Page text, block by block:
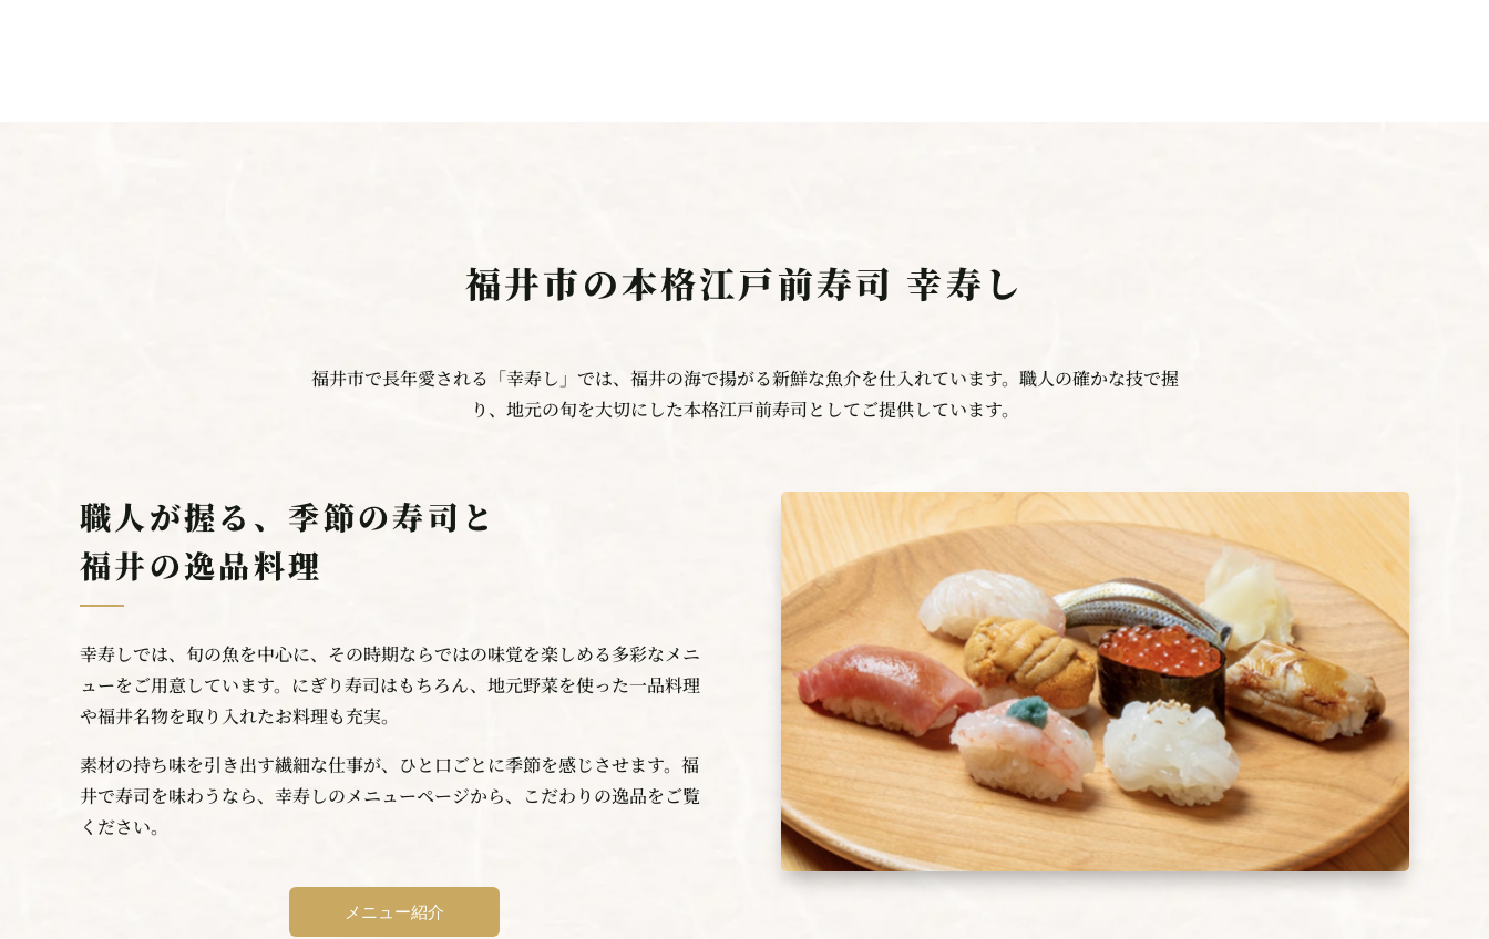
福井市の本格江戸前寿司 幸寿し
福井市で長年愛される「幸寿し」では、福井の海で揚がる新鮮な魚介を仕入れています。職人の確かな技で握
り、地元の旬を大切にした本格江戸前寿司としてご提供しています。
職人が握る、季節の寿司と
福井の逸品料理
幸寿しでは、旬の魚を中心に、その時期ならではの味覚を楽しめる多彩なメニ
ューをご用意しています。にぎり寿司はもちろん、地元野菜を使った一品料理
や福井名物を取り入れたお料理も充実。
素材の持ち味を引き出す繊細な仕事が、ひと口ごとに季節を感じさせます。福
井で寿司を味わうなら、幸寿しのメニューページから、こだわりの逸品をご覧
ください。
メニュー紹介